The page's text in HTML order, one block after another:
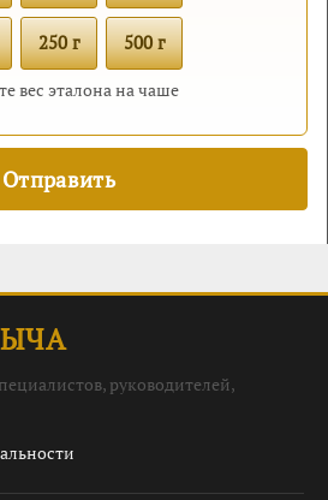
250 г 500 г
вес эталона на чаше
руководителей,